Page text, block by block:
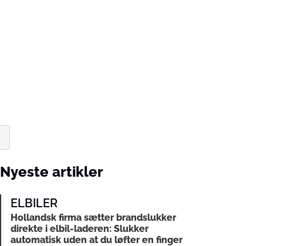
Nyeste artikler
ELBILER
Hollandsk firma sætter brandslukker
direkte i elbil-laderen: Slukker
automatisk uden at du løfter en finger